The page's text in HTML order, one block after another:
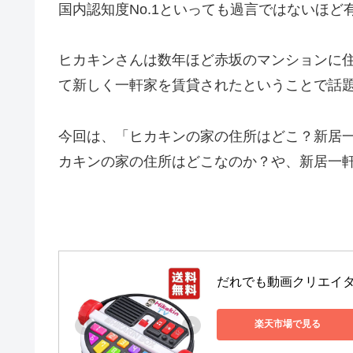
国内認知度No.1といっても過言ではないほ
ヒカキンさんは数年ほど赤坂のマンションに
て新しく一軒家を賃貸されたということで話
今回は、「ヒカキンの家の住所はどこ？新居
カキンの家の住所はどこなのか？や、新居一
だれでも動画クリエイ
楽天市場で見る